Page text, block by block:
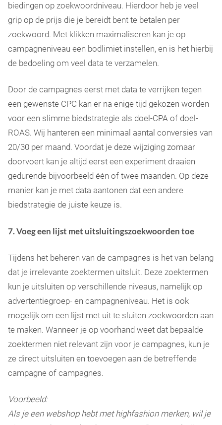
biedingen op zoekwoordniveau. Hierdoor heb je veel
grip op de prijs die je bereidt bent te betalen per
zoekwoord. Met klikken maximaliseren kan je op
campagneniveau een bodlimiet instellen, en is het hierbij
de bedoeling om veel data te verzamelen.
Door de campagnes eerst met data te verrijken tegen
een gewenste CPC kan er na enige tijd gekozen worden
voor een slimme biedstrategie als doel-CPA of doel-
ROAS. Wij hanteren een minimaal aantal conversies van
20/30 per maand. Voordat je deze wijziging zomaar
doorvoert kan je altijd eerst een experiment draaien
gedurende bijvoorbeeld één of twee maanden. Op deze
manier kan je met data aantonen dat een andere
biedstrategie de juiste keuze is.
7. Voeg een lijst met uitsluitingszoekwoorden toe
Tijdens het beheren van de campagnes is het van belang
dat je irrelevante zoektermen uitsluit. Deze zoektermen
kun je uitsluiten op verschillende niveaus, namelijk op
advertentiegroep- en campagneniveau. Het is ook
mogelijk om een lijst met uit te sluiten zoekwoorden aan
te maken. Wanneer je op voorhand weet dat bepaalde
zoektermen niet relevant zijn voor je campagnes, kun je
ze direct uitsluiten en toevoegen aan de betreffende
campagne of campagnes.
Voorbeeld:
Als je een webshop hebt met highfashion merken, wil je